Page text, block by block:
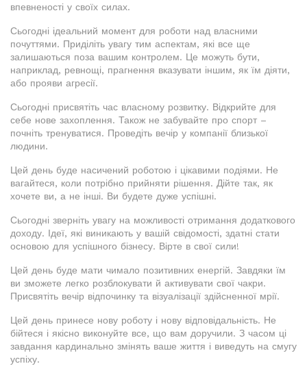
впевненості у своїх силах.
Сьогодні ідеальний момент для роботи над власними
почуттями. Приділіть увагу тим аспектам, які все ще
залишаються поза вашим контролем. Це можуть бути,
наприклад, ревнощі, прагнення вказувати іншим, як їм діяти,
або прояви агресії.
Сьогодні присвятіть час власному розвитку. Відкрийте для
себе нове захоплення. Також не забувайте про спорт –
почніть тренуватися. Проведіть вечір у компанії близької
людини.
Цей день буде насичений роботою і цікавими подіями. Не
вагайтеся, коли потрібно прийняти рішення. Дійте так, як
хочете ви, а не інші. Ви будете дуже успішні.
Сьогодні зверніть увагу на можливості отримання додаткового
доходу. Ідеї, які виникають у вашій свідомості, здатні стати
основою для успішного бізнесу. Вірте в свої сили!
Цей день буде мати чимало позитивних енергій. Завдяки їм
ви зможете легко розблокувати й активувати свої чакри.
Присвятіть вечір відпочинку та візуалізації здійсненної мрії.
Цей день принесе нову роботу і нову відповідальність. Не
бійтеся і якісно виконуйте все, що вам доручили. З часом ці
завдання кардинально змінять ваше життя і виведуть на смугу
успіху.